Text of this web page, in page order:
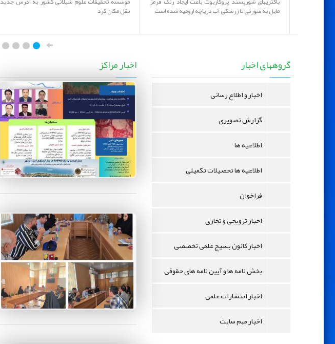
نقل مکان کرد مایل به صورتی تا زرشکی آب دریاچه ارومیه شده است
گروههای اخبار
اخبار و اطلاع رسانی
گزارش تصویری
اطلاعیه ها
اطلاعیه ها تحصیلات تکمیلی
فراخوان
اخبار ترویجی و تجاری
اخبار کانون بسیج علمی تخصصی
بخش نامه ها و آیین نامه های حقوقی
اخبار انتشارات علمی
اخبار مهم سایت
اخبار مراکز